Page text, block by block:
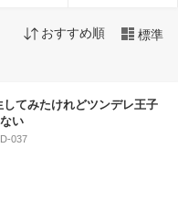
おすすめ順 標準
てみたけれどツンデレ王子
い
037